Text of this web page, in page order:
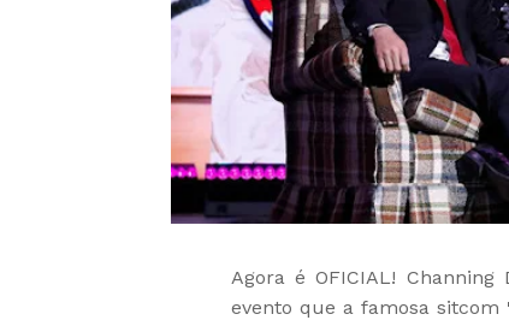
Agora é OFICIAL!
evento que a famosa sitcom